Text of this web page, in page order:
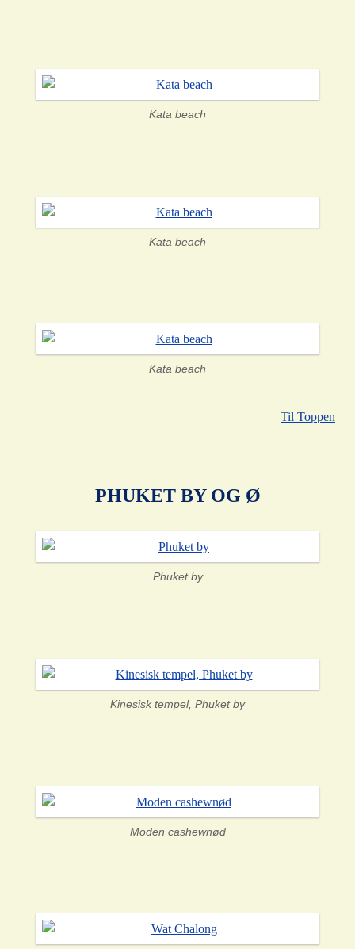
Kata beach
Kata beach
Kata beach
Til Toppen
PHUKET BY OG Ø
Phuket by
Kinesisk tempel, Phuket by
Moden cashewnød